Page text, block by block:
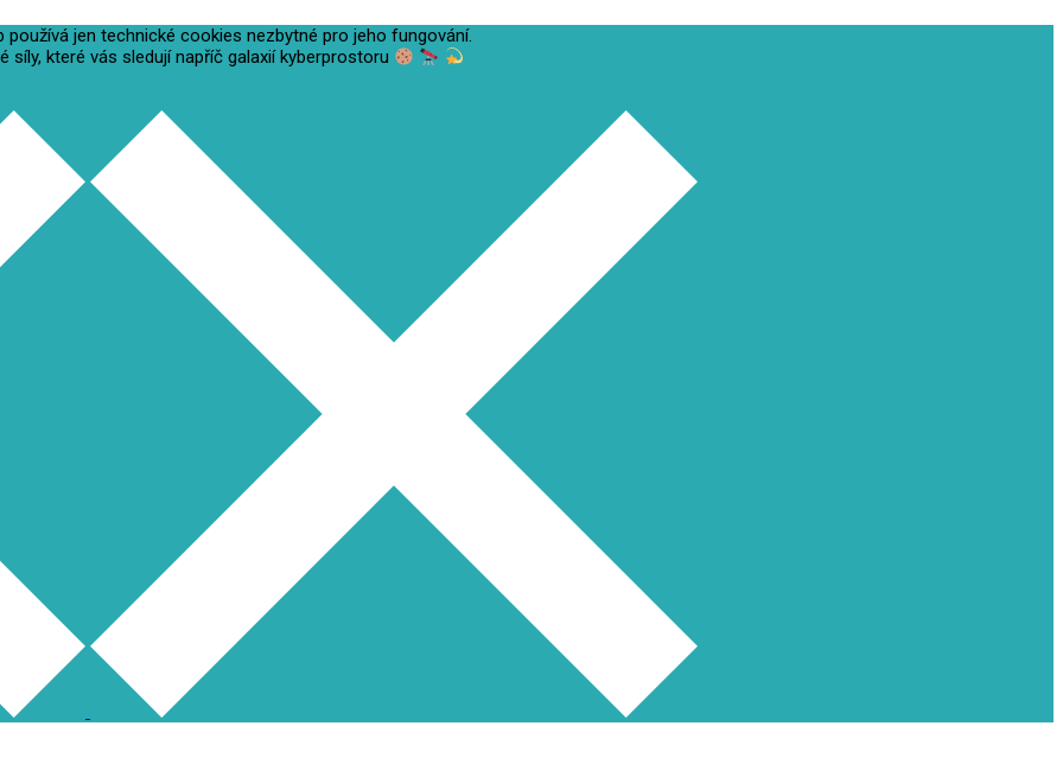
jen technické cookies nezbytné pro jeho fungování.
které vás sledují napříč galaxií kyberprostoru